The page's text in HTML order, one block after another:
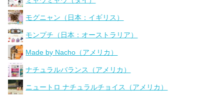
モグニャン（日本：イギリス）
モンプチ（日本：オーストラリア）
Made by Nacho（アメリカ）
ナチュラルバランス（アメリカ）
ニュートロ ナチュラルチョイス（アメリカ）